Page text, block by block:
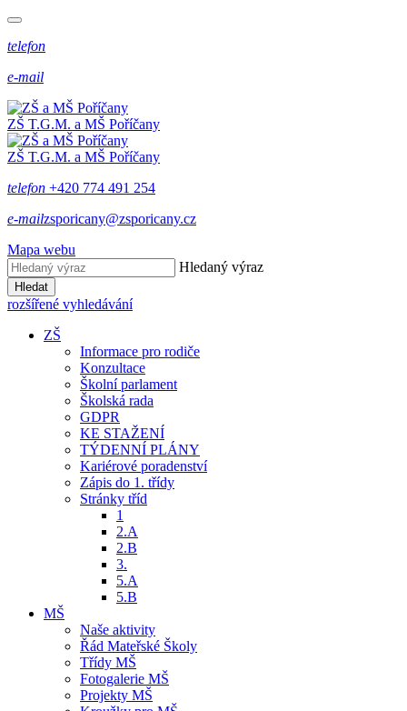
telefon
e-mail
ZŠ T.G.M. a MŠ Poříčany
ZŠ T.G.M. a MŠ Poříčany
telefon +420 774 491 254
e-mailzsporicany@zsporicany.cz
Mapa webu
Hledaný výraz
Hledat
rozšířené vyhledávání
ZŠ
Informace pro rodiče
Konzultace
Školní parlament
Školská rada
GDPR
KE STAŽENÍ
TÝDENNÍ PLÁNY
Kariérové poradenství
Zápis do 1. třídy
Stránky tříd
1
2.A
2.B
3.
5.A
5.B
MŠ
Naše aktivity
Řád Mateřské Školy
Třídy MŠ
Fotogalerie MŠ
Projekty MŠ